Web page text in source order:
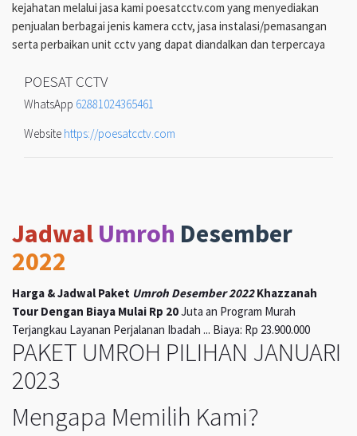
kejahatan melalui jasa kami poesatcctv.com yang menyediakan
penjualan berbagai jenis kamera cctv, jasa instalasi/pemasangan
serta perbaikan unit cctv yang dapat diandalkan dan terpercaya
POESAT CCTV
WhatsApp 62881024365461
Website https://poesatcctv.com
Jadwal Umroh Desember
2022
Harga & Jadwal Paket Umroh Desember 2022Khazzanah
Tour Dengan Biaya Mulai Rp 20Juta an Program Murah
Terjangkau Layanan Perjalanan Ibadah ... Biaya: Rp 23.900.000
PAKET UMROH PILIHAN JANUARI
2023
Mengapa Memilih Kami?